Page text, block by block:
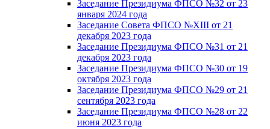
Заседание Президиума ФПСО №32 от 23
января 2024 года
Заседание Совета ФПСО №XIII от 21
декабря 2023 года
Заседание Президиума ФПСО №31 от 21
декабря 2023 года
Заседание Президиума ФПСО №30 от 19
октября 2023 года
Заседание Президиума ФПСО №29 от 21
сентября 2023 года
Заседание Президиума ФПСО №28 от 22
июня 2023 года